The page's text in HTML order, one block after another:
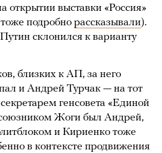
открытии выставки «Россия»
подробно рассказывали).
склонился к варианту
близких к АП, за него
и Андрей Турчак — на тот
генсовета «Единой
Жоги был Андрей,
и Кириенко тоже
в контексте продвижения